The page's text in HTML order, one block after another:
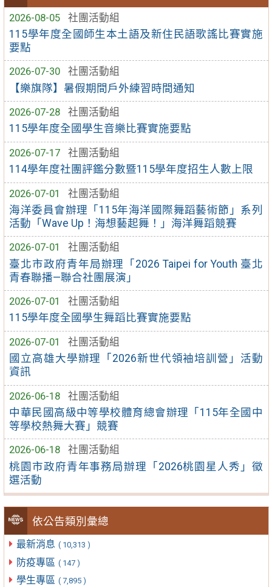
2026-08-05
社團活動組
115學年度全國師生本土語及新住民語歌謠比賽實施
要點
2026-07-30
社團活動組
【樂旗隊】暑假期間戶外練習時間通知
2026-07-28
社團活動組
115學年度全國學生音樂比賽實施要點
2026-07-17
社團活動組
114學年度社團評鑑分數暨115學年度招生人數上限
2026-07-01
社團活動組
海洋委員會辦理「115年海洋國際舞蹈藝術節」系列
活動「Wave Up！海想藝起舞！」海洋舞蹈競賽
2026-07-01
社團活動組
臺北市政府青年局辦理「2026 Taipei for Youth 臺北
青春聯播—聯合社團展演」
2026-07-01
社團活動組
115學年度全國學生舞蹈比賽實施要點
2026-07-01
社團活動組
國立高雄大學辦理「2026新世代領袖培訓營」活動
資訊
2026-06-18
社團活動組
中華民國高級中等學校體育總會辦理「115年全國中
等學校熱舞大賽」競賽
2026-06-18
社團活動組
桃園市政府青年事務局辦理「2026桃園星人秀」徵
選活動
依公告類別彙總
最新消息 ( 10,313 )
防疫專區 ( 147 )
學生專區 ( 7,895 )